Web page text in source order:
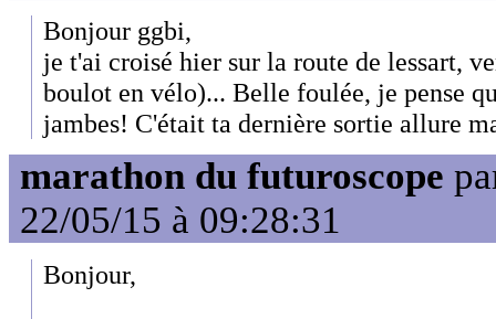
Bonjour ggbi,
je t'ai croisé hier sur la route de lessart,
boulot en vélo)... Belle foulée, je pense
jambes! C'était ta dernière sortie allure
marathon du futuroscope
22/05/15 à 09:28:31
Bonjour,